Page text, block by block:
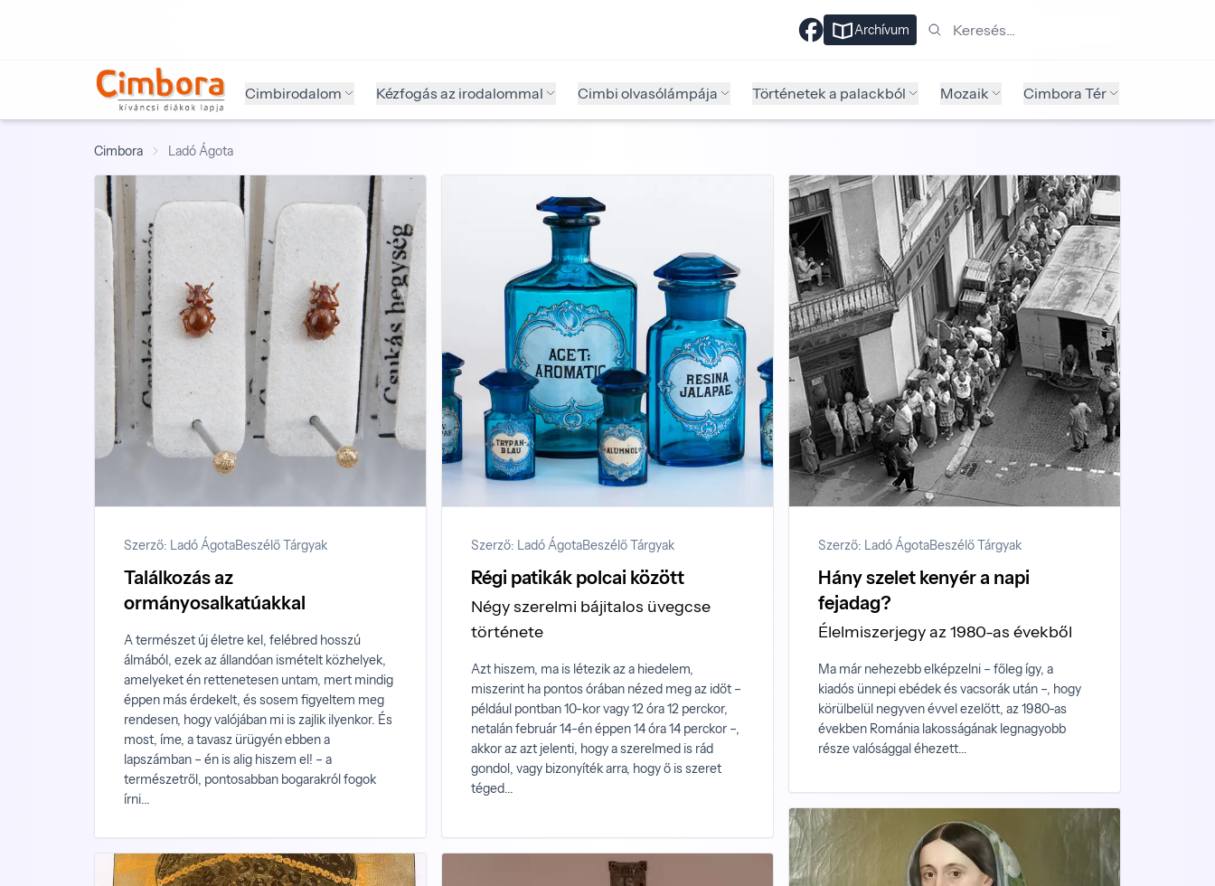
Keresés
Archívum
Cimbirodalom Kézfogás az irodalommal Cimbi olvasólámpája Történetek a palackból Mozaik Cimbora Tér
Cimbora Ladó Ágota
Szerző: Ladó ÁgotaBeszélő Tárgyak
Találkozás az
ormányosalkatúakkal
A természet új életre kel, felébred hosszú
álmából, ezek az állandóan ismételt közhelyek,
amelyeket én rettenetesen untam, mert mindig
éppen más érdekelt, és sosem figyeltem meg
rendesen, hogy valójában mi is zajlik ilyenkor. És
most, íme, a tavasz ürügyén ebben a
lapszámban – én is alig hiszem el! – a
természetről, pontosabban bogarakról fogok
írni...
Szerző: Ladó ÁgotaBeszélő Tárgyak
Régi patikák polcai között
Négy szerelmi bájitalos üvegcse
története
Azt hiszem, ma is létezik az a hiedelem,
miszerint ha pontos órában nézed meg az időt –
például pontban 10-kor vagy 12 óra 12 perckor,
netalán február 14-én éppen 14 óra 14 perckor –,
akkor az azt jelenti, hogy a szerelmed is rád
gondol, vagy bizonyíték arra, hogy ő is szeret
téged...
Szerző: Ladó ÁgotaBeszélő Tárgyak
Hány szelet kenyér a napi
fejadag?
Élelmiszerjegy az 1980-as évekből
Ma már nehezebb elképzelni – főleg így, a
kiadós ünnepi ebédek és vacsorák után –, hogy
körülbelül negyven évvel ezelőtt, az 1980-as
években Románia lakosságának legnagyobb
része valósággal éhezett...